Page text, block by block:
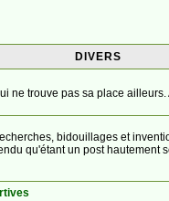
DIVERS
ne trouve pas sa place
bidouillages et
qu'étant un post hautement